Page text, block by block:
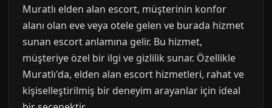
Muratlı elden alan escort, müşterinin konfor
alanı olan eve veya otele gelen ve burada hizmet
sunan escort anlamına gelir. Bu hizmet,
müşteriye özel bir ilgi ve gizlilik sunar. Özellikle
Muratlı'da, elden alan escort hizmetleri, rahat ve
kişiselleştirilmiş bir deneyim arayanlar için ideal